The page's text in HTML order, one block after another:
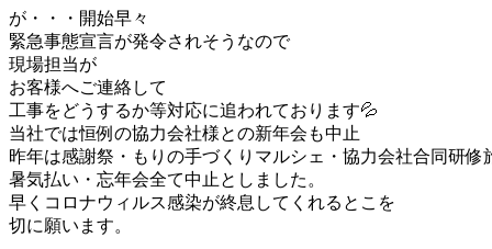
が・・・開始早々
緊急事態宣言が発令されそうなので
現場担当が
お客様へご連絡して
工事をどうするか等対応に追われております💦
当社では恒例の協力会社様との新年会も中止
昨年は感謝祭・もりの手づくりマルシェ・協力会社合同研修
暑気払い・忘年会全て中止としました。
早くコロナウィルス感染が終息してくれるとこを
切に願います。